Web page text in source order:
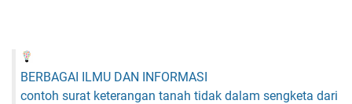
BERBAGAI ILMU DAN INFORMASI
contoh surat keterangan tanah tidak dalam sengketa dari